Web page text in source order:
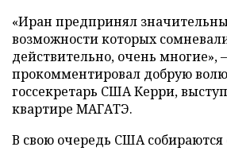
«Иран предпринял
возможности которых
действительно, очень многие»,
прокомментировал добрую
госсекретарь США Керри,
квартире МАГАТЭ.
В свою очередь США собираются